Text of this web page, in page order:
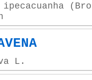
ipecacuanha
L.